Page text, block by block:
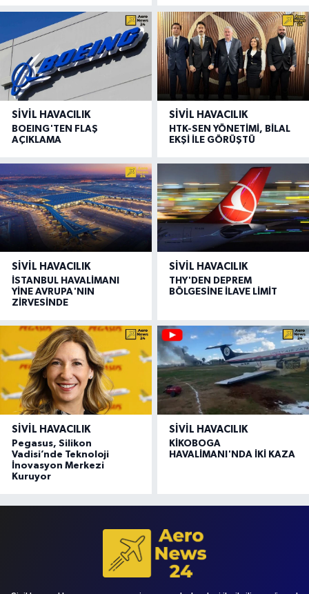
SIVIL HAVACILIK
BOEING'TEN FLAŞ
AÇIKLAMA
SIVIL HAVACILIK
HTK-SEN YÖNETİMİ, BİLAL
EKŞİ İLE GÖRÜŞTÜ
SIVIL HAVACILIK
İSTANBUL HAVALİMANI
YİNE AVRUPA'NIN
ZİRVESİNDE
SIVIL HAVACILIK
THY'DEN DEPREM
BÖLGESİNE İLAVE LİMİT
SIVIL HAVACILIK
Pegasus, Silikon
Vadisi’nde Teknoloji
İnovasyon Merkezi
Kuruyor
SIVIL HAVACILIK
KİKOBOGA
HAVALİMANI'NDA İKİ KAZA